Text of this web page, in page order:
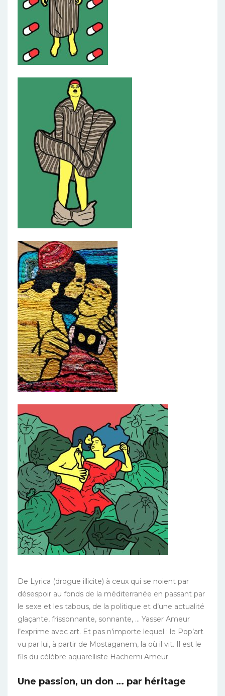
De Lyrica (drogue illicite) à ceux qui se noient par
désespoir au fonds de la méditerranée en passant par
le sexe et les tabous, de la politique et d’une actualité
glaçante, frissonnante, sonnante, … Yasser Ameur
l’exprime avec art. Et pas n’importe lequel : le Pop’art
vu par lui, à partir de Mostaganem, la où il vit. Il est le
fils du célèbre aquarelliste Hachemi Ameur.
Une passion, un don … par héritage